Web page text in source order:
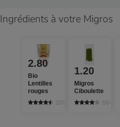
Ingrédients à votre Migros
2.80
Bio
Lentilles
rouges
209
1.20
Migros
Ciboulette
664